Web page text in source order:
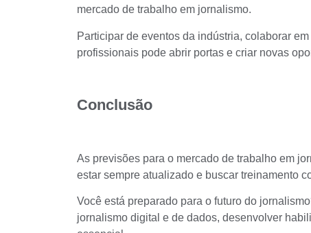
mercado de trabalho em jornalismo.
Participar de eventos da indústria, colaborar
profissionais pode abrir portas e criar novas
Conclusão
As previsões para o mercado de trabalho em
estar sempre atualizado e buscar treinamento
Você está preparado para o futuro do
jornalismo digital e de dados, desenvolver